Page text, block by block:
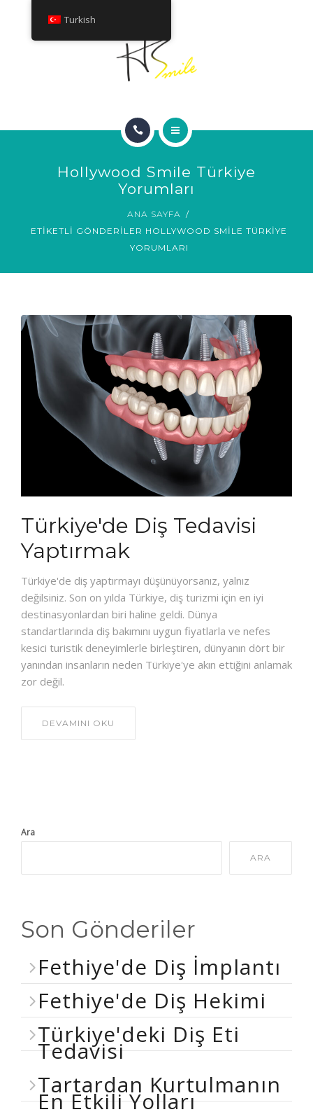
HAKKINDA
GÜLÜMSEME GALERISI
Hollywood Smile Türkiye
Yorumları
ANA SAYFA
ETIKETLI GÖNDERILER HOLLYWOOD SMILE TÜRKIYE
YORUMLARI
Türkiye'de Diş Tedavisi
Yaptırmak
Türkiye'de diş yaptırmayı düşünüyorsanız, yalnız
değilsiniz. Son on yılda Türkiye, diş turizmi için en iyi
destinasyonlardan biri haline geldi. Dünya
standartlarında diş bakımını uygun fiyatlarla ve nefes
kesici turistik deneyimlerle birleştiren, dünyanın dört bir
yanından insanların neden Türkiye'ye akın ettiğini anlamak
zor değil.
DEVAMINI OKU
Ara
ARA
Son Gönderiler
Fethiye'de Diş İmplantı
Fethiye'de Diş Hekimi
Türkiye'deki Diş Eti
Tedavisi
Tartardan Kurtulmanın
En Etkili Yolları
Turkish